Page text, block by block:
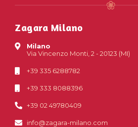
Zagara Milano
Milano
Via Vincenzo Monti, 2 - 20123 (MI)
+39 335 6288782
+39 333 8088396
+39 02 49780409
info@zagara-milano.com